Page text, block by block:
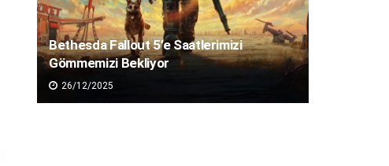
Bethesda Fallout 5’e Saatlerimizi
Gömmemizi Bekliyor
26/12/2025